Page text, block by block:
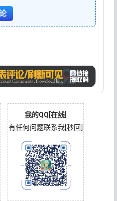
我的QQ[在线]
有任何问题联系我[秒回]